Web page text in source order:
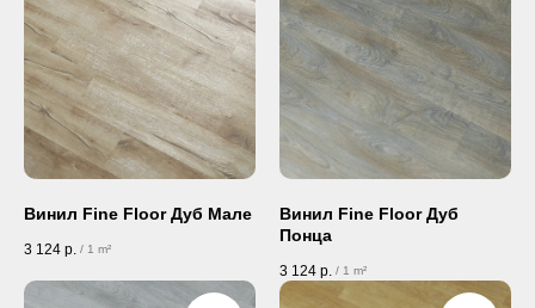
Винил Fine Floor Дуб Мале
3 124 р. / 1 m²
Винил Fine Floor Дуб
Понца
3 124 р. / 1 m²